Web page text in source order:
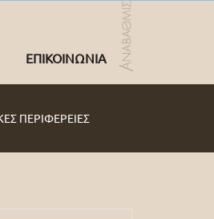
ΕΠΙΚΟΙΝΩΝΙΑ
ΠΕΡΙΦΕΡΕΙΕΣ